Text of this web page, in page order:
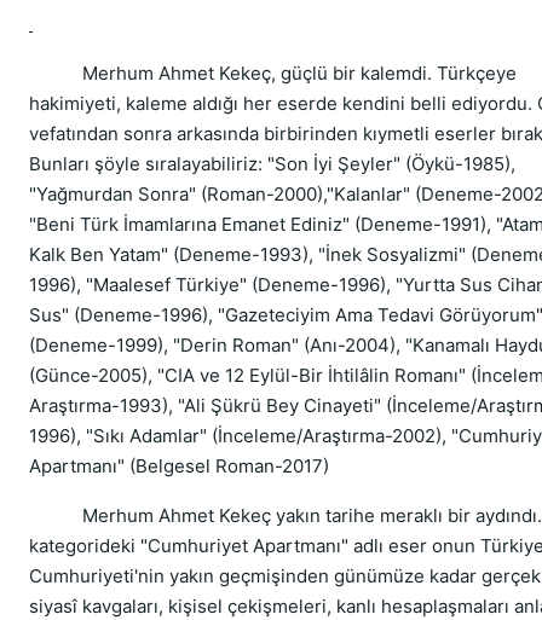
Merhum Ahmet Kekeç, güçlü bir kalemdi. Türkçeye
hakimiyeti, kaleme aldığı her eserde kendini belli ediyordu.
vefatından sonra arkasında birbirinden kıymetli eserler
Bunları şöyle sıralayabiliriz: "Son İyi Şeyler" (Öykü-1985),
"Yağmurdan Sonra" (Roman-2000),"Kalanlar" (Deneme-
"Beni Türk İmamlarına Emanet Ediniz" (Deneme-1991),
Kalk Ben Yatam" (Deneme-1993), "İnek Sosyalizmi"
1996), "Maalesef Türkiye" (Deneme-1996), "Yurtta Sus
Sus" (Deneme-1996), "Gazeteciyim Ama Tedavi Görüyorum"
(Deneme-1999), "Derin Roman" (Anı-2004), "Kanamalı
(Günce-2005), "CIA ve 12 Eylül-Bir İhtilâlin Romanı"
Araştırma-1993), "Ali Şükrü Bey Cinayeti" (İnceleme/
1996), "Sıkı Adamlar" (İnceleme/Araştırma-2002),
Apartmanı" (Belgesel Roman-2017)
Merhum Ahmet Kekeç yakın tarihe meraklı bir
kategorideki "Cumhuriyet Apartmanı" adlı eser onun
Cumhuriyeti'nin yakın geçmişinden günümüze kadar
siyasî kavgaları, kişisel çekişmeleri, kanlı hesaplaşmaları